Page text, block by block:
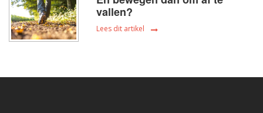
vallen?
Lees dit artikel